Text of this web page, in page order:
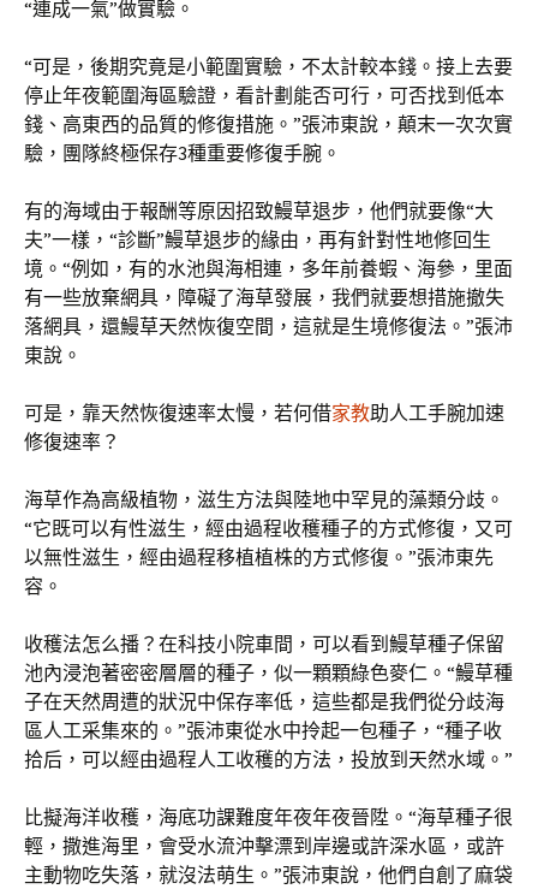
“連成一氣”做實驗。
“可是，後期究竟是小範圍實驗，不太計較本錢。接上去要
停止年夜範圍海區驗證，看計劃能否可行，可否找到低本
錢、高東西的品質的修復措施。”張沛東說，顛末一次次實
驗，團隊終極保存3種重要修復手腕。
有的海域由于報酬等原因招致鰻草退步，他們就要像“大
夫”一樣，“診斷”鰻草退步的緣由，再有針對性地修回生
境。“例如，有的水池與海相連，多年前養蝦、海參，里面
有一些放棄網具，障礙了海草發展，我們就要想措施撤失
落網具，還鰻草天然恢復空間，這就是生境修復法。”張沛
東說。
可是，靠天然恢復速率太慢，若何借家教助人工手腕加速
修復速率？
海草作為高級植物，滋生方法與陸地中罕見的藻類分歧。
“它既可以有性滋生，經由過程收穫種子的方式修復，又可
以無性滋生，經由過程移植植株的方式修復。”張沛東先
容。
收穫法怎么播？在科技小院車間，可以看到鰻草種子保留
池內浸泡著密密層層的種子，似一顆顆綠色麥仁。“鰻草種
子在天然周遭的狀況中保存率低，這些都是我們從分歧海
區人工采集來的。”張沛東從水中拎起一包種子，“種子收
拾后，可以經由過程人工收穫的方法，投放到天然水域。”
比擬海洋收穫，海底功課難度年夜年夜晉陞。“海草種子很
輕，撒進海里，會受水流沖擊漂到岸邊或許深水區，或許
主動物吃失落，就沒法萌生。”張沛東說，他們自創了麻袋